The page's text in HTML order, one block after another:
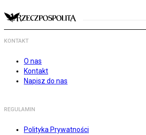
KONTAKT
O nas
Kontakt
Napisz do nas
REGULAMIN
Polityka Prywatności